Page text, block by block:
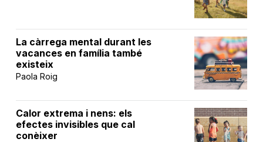
La càrrega mental durant les
vacances en família també
existeix
Paola Roig
Calor extrema i nens: els
efectes invisibles que cal
conèixer